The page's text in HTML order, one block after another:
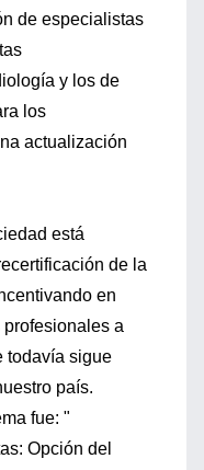
de especialistas
y los de
los
actualización
está
de la
en
a
todavía sigue
país.
fue: "
Opción del